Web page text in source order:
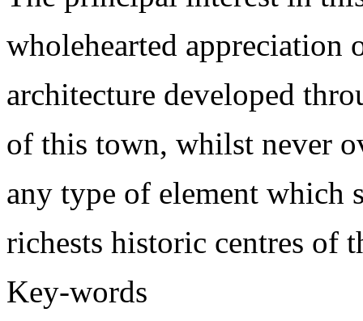
wholehearted appreciation
architecture developed
of this town, whilst never
any type of element which
richests historic centres of
Key-words